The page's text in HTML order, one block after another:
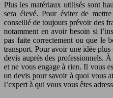
Plus les matériaux utilisés sont
sera élevé. Pour éviter de
conseillé de toujours prévoir des
notamment en avoir besoin si
pas faite correctement ou que le
transport. Pour avoir une idée
devis auprès des professionnels.
et ne vous engage à rien. Il vous
un devis pour savoir à quoi vous
l’expert à qui vous vous êtes